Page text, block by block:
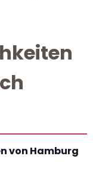
von Hamburg